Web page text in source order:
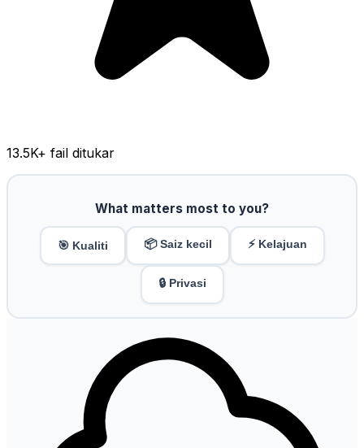
13.5K+ fail ditukar
What matters most to you?
🎯 Kualiti 📦 Saiz kecil ⚡ Kelajuan
🔒 Privasi